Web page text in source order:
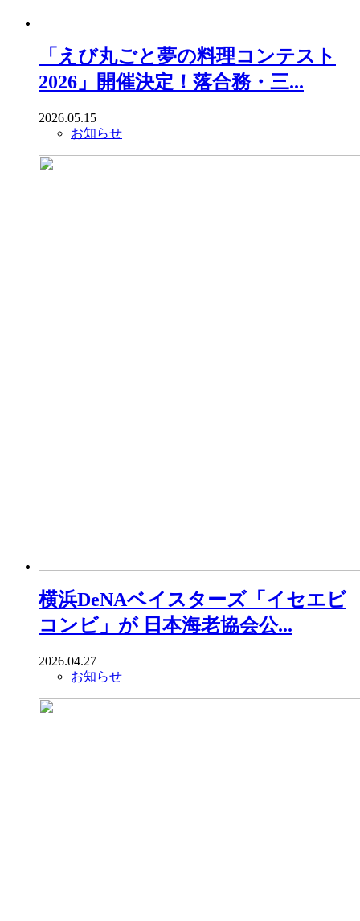
「えび丸ごと夢の料理コンテスト
2026」開催決定！落合務・三...
2026.05.15
お知らせ
横浜DeNAベイスターズ「イセエビ
コンビ」が 日本海老協会公...
2026.04.27
お知らせ